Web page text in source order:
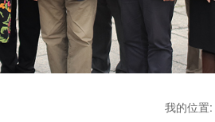
我的位置: